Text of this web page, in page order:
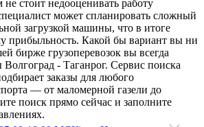
стоит недооценивать работу
может спланировать сложный
загрузкой машины, что в итоге
прибыльность. Какой бы вариант вы ни
бирже грузоперевозок вы всегда
- Таганрог. Сервис поиска
заказы для любого
— от маломерной газели до
поиск прямо сейчас и заполните